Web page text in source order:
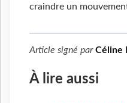
craindre un
Article signé parCéline
À lire aussi